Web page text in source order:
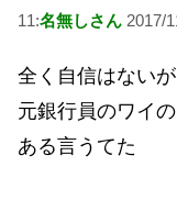
11:名無しさん 2017/
全く自信はないが
元銀行員のワイ
ある言うてた